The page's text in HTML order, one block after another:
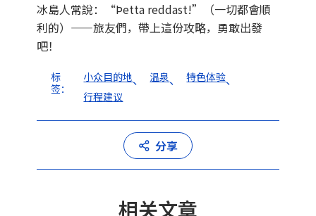
冰島人常說：“Þetta reddast!”（一切都會順
利的）——旅友們，帶上這份攻略，勇敢出發
吧！
标
签：
小众目的地、 温泉、 特色体验、
行程建议
分享
相关文章